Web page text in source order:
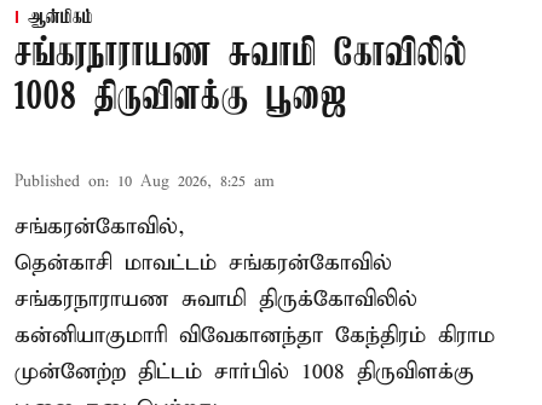
ஆன்மிகம்
சங்கரநாராயண சுவாமி கோவிலில்
1008 திருவிளக்கு பூஜை
Published on: 10 Aug 2026, 8:25 am
சங்கரன்கோவில்,
தென்காசி மாவட்டம் சங்கரன்கோவில்
சங்கரநாராயண சுவாமி திருக்கோவிலில்
கன்னியாகுமாரி விவேகானந்தா கேந்திரம் கிராம
முன்னேற்ற திட்டம் சார்பில் 1008 திருவிளக்கு